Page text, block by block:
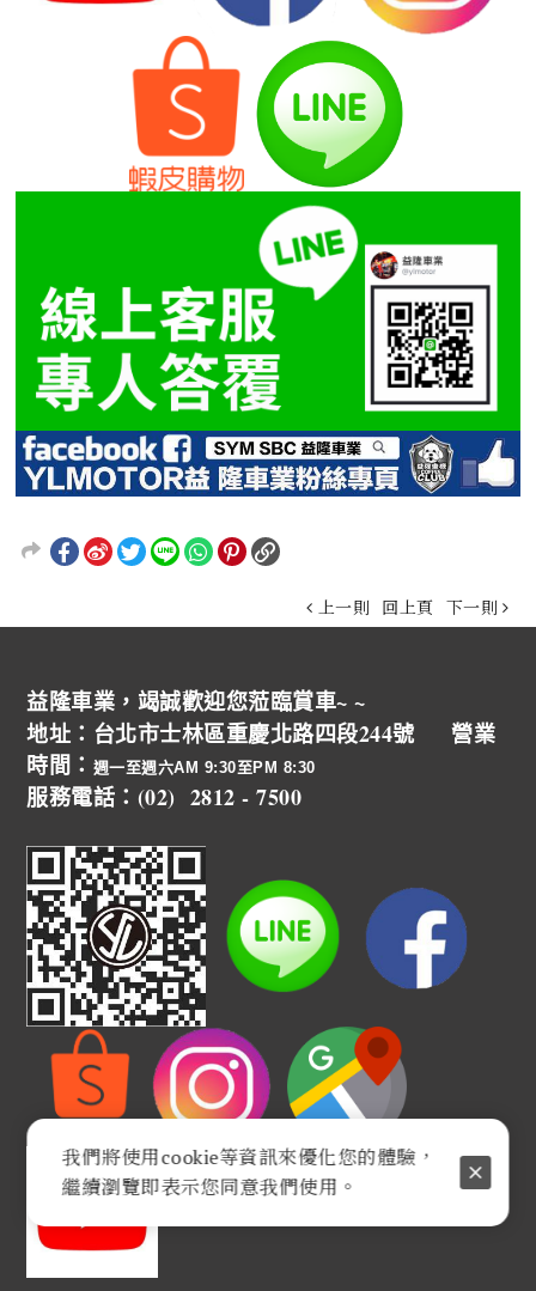
上一則 回上頁 下一則
益隆車業，竭誠歡迎您蒞臨賞車~ ~
地址：台北市士林區重慶北路四段244號 營業
時間： 週一至週六AM 9:30至PM 8:30
服務電話：(02) 2812 - 7500
我們將使用cookie等資訊來優化您的體驗，
繼續瀏覽即表示您同意我們使用。